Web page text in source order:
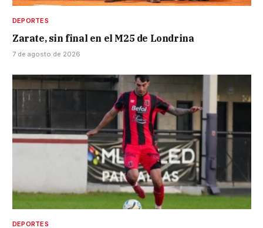
DEPORTES
Zarate, sin final en el M25 de Londrina
7 de agosto de 2026
DEPORTES